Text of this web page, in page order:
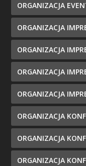
ORGANIZACJA
ORGANIZACJA
ORGANIZACJA
ORGANIZACJA
ORGANIZACJA
ORGANIZACJA
ORGANIZACJA
ORGANIZACJA